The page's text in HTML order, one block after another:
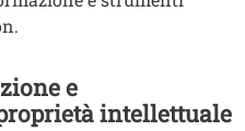
e
intellettuale